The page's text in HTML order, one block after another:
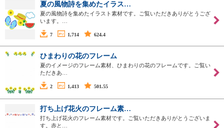
夏の風物詩を集めたイラス…
夏の風物詩を集めたイラスト素材です。ご覧いただきありがとうござ
います。…
7 1,714 624.4
ひまわりの花のフレーム
夏のイメージのフレーム素材、ひまわりの花のフレームです。ご覧い
ただきあ…
2 1,413 501.55
打ち上げ花火のフレーム素…
打ち上げ花火のフレーム素材です。ご覧いただきありがとうございま
す。赤と…